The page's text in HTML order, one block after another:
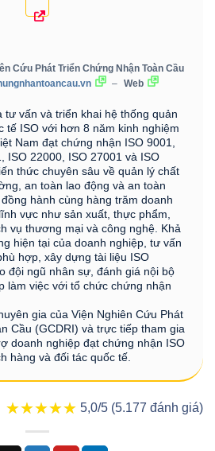
Cứu Phát Triển Chứng Nhận Toàn Cầu
– Web
tư vấn và triển khai hệ thống quản
tế ISO với hơn 8 năm kinh nghiệm
Nam đạt chứng nhận ISO 9001,
ISO 22000, ISO 27001 và ISO
thức chuyên sâu về quản lý chất
an toàn lao động và an toàn
hành cùng hàng trăm doanh
vực như sản xuất, thực phẩm,
vụ thương mại và công nghệ. Khả
hiện tại của doanh nghiệp, tư vấn
hợp, xây dựng tài liệu ISO
đội ngũ nhân sự, đánh giá nội bộ
làm việc với tổ chức chứng nhận
gia của Viện Nghiên Cứu Phát
Cầu (GCDRI) và trực tiếp tham gia
doanh nghiệp đạt chứng nhận ISO
hàng và đối tác quốc tế.
★★★★★
★★★★★ 5,0/5 (5.177 đánh giá)